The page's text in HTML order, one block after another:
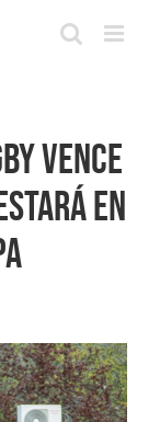
vence
en